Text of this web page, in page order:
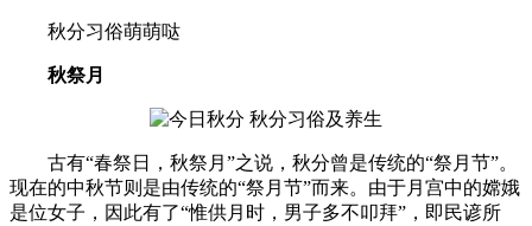
秋分习俗萌萌哒
秋祭月
古有“春祭日，秋祭月”之说，秋分曾是传统的“祭月节”。
现在的中秋节则是由传统的“祭月节”而来。由于月宫中的嫦娥
是位女子，因此有了“惟供月时，男子多不叩拜”，即民谚所